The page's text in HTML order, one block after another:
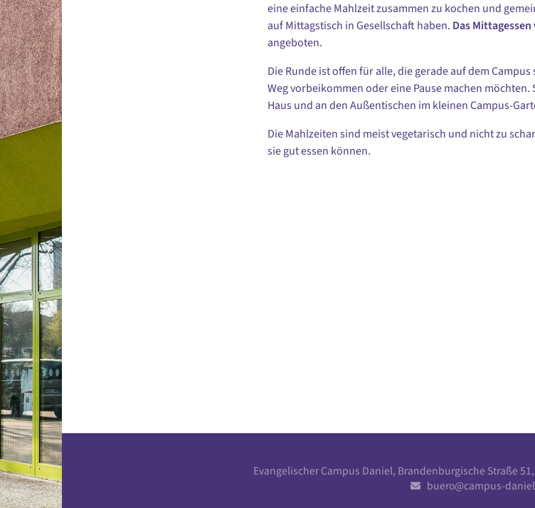
eine einfache Mahlzeit zusammen zu kochen und
auf Mittagstisch in Gesellschaft haben. Das
angeboten.
Die Runde ist offen für alle, die gerade auf dem
Weg vorbeikommen oder eine Pause machen möchten.
Haus und an den Außentischen im kleinen Campus-
Die Mahlzeiten sind meist vegetarisch und nicht zu
sie gut essen können.
Evangelischer Campus Daniel, Brandenburgische Straße
 buero@campus-